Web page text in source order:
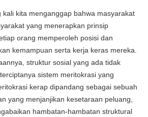
kali kita menganggap bahwa masyarakat
yang menerapkan prinsip
orang memperoleh posisi dan
kemampuan serta kerja keras mereka.
struktur sosial yang ada tidak
sistem meritokrasi yang
kerap dipandang sebagai sebuah
yang menjanjikan kesetaraan peluang,
hambatan-hambatan struktural